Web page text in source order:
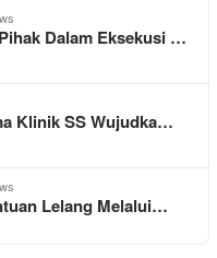
Dalam Eksekusi …
Klinik SS Wujudka…
Lelang Melalui…